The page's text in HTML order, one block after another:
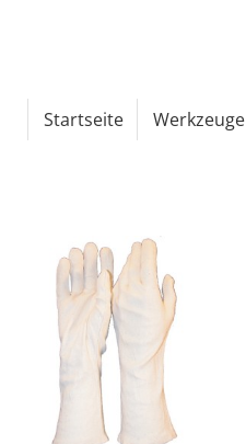
Startseite Werkzeuge